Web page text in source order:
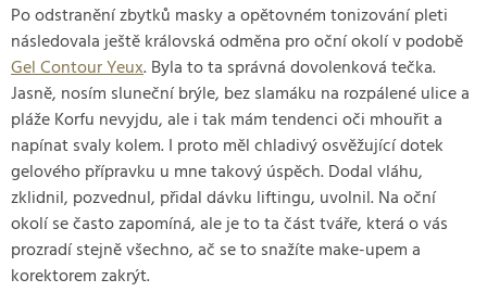
Po odstranění zbytků masky a opětovném tonizování pleti
následovala ještě královská odměna pro oční okolí v podobě
Gel Contour Yeux. Byla to ta správná dovolenková tečka.
Jasně, nosím sluneční brýle, bez slamáku na rozpálené ulice a
pláže Korfu nevyjdu, ale i tak mám tendenci oči mhouřit a
napínat svaly kolem. I proto měl chladivý osvěžující dotek
gelového přípravku u mne takový úspěch. Dodal vláhu,
zklidnil, pozvednul, přidal dávku liftingu, uvolnil. Na oční
okolí se často zapomíná, ale je to ta část tváře, která o vás
prozradí stejně všechno, ač se to snažíte make-upem a
korektorem zakrýt.